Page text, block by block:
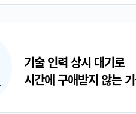
기술 인력 상시 대기로
시간에 구애받지 않는